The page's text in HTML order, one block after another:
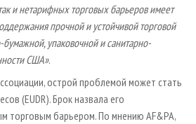
и нетарифных торговых барьеров имеет
прочной и устойчивой торговой
упаковочной и санитарно-
США».
острой проблемой может стать
(EUDR). Брок назвала его
торговым барьером. По мнению AF&PA,